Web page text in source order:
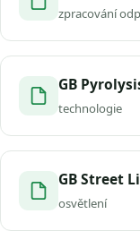
zpracování
GB
technologie
GB Street
osvětlení